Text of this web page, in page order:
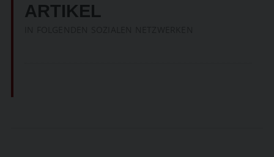
ARTIKEL